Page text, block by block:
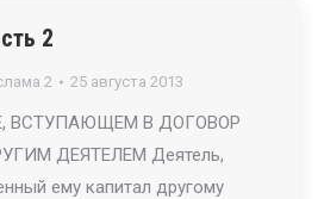
2
2 25 августа 2013
ВСТУПАЮЩЕМ В ДОГОВОР
ДЕЯТЕЛЕМ Деятель,
ему капитал другому